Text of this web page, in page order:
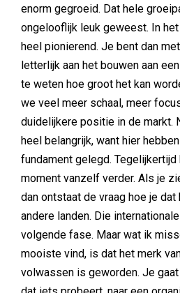
enorm gegroeid. Dat hele
ongelooflijk leuk geweest. In
heel pionierend. Je bent dan
letterlijk aan het bouwen aan
te weten hoe groot het kan
we veel meer schaal, meer
duidelijkere positie in de markt.
heel belangrijk, want hier
fundament gelegd.
moment vanzelf verder. Als je
dan ontstaat de vraag hoe je dat
andere landen. Die
volgende fase. Maar wat ik
mooiste vind, is dat het merk
volwassen is geworden. Je